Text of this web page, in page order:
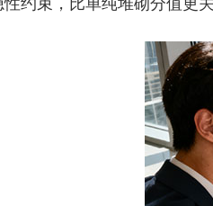
约束，比单纯堆砌分值更